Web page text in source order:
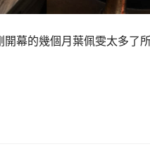
幕的幾個月葉佩雯太多了